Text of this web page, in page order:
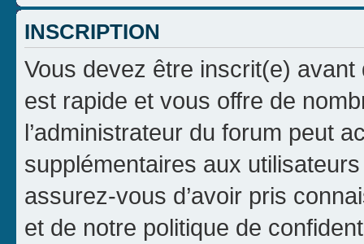
INSCRIPTION
Vous devez être inscrit(e) avant
est rapide et vous offre de
l’administrateur du forum peut
supplémentaires aux
assurez-vous d’avoir pris
et de notre politique de